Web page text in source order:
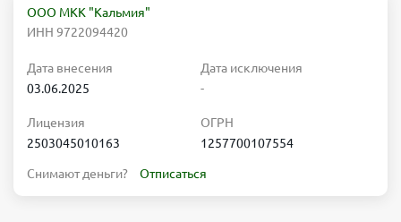
ООО МКК "Кальмия"
ИНН 9722094420
Дата внесения
03.06.2025
Дата исключения
-
Лицензия
2503045010163
ОГРН
1257700107554
Снимают деньги? Отписаться